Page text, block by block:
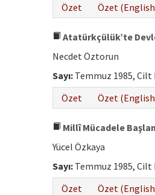
Özet
Özet
Atatürkçülük’te
Necdet Öztorun
Sayı: Temmuz 1985, Cilt I
Özet
Özet
Millî Mücadele
Yücel Özkaya
Sayı: Temmuz 1985, Cilt I
Özet
Özet